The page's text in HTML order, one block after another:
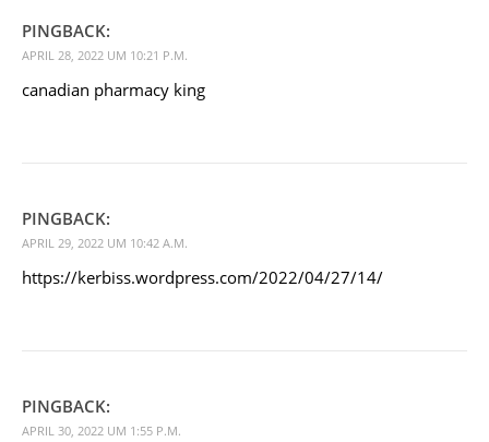
PINGBACK:
APRIL 28, 2022 UM 10:21 P.M.
canadian pharmacy king
PINGBACK:
APRIL 29, 2022 UM 10:42 A.M.
https://kerbiss.wordpress.com/2022/04/27/14/
PINGBACK:
APRIL 30, 2022 UM 1:55 P.M.